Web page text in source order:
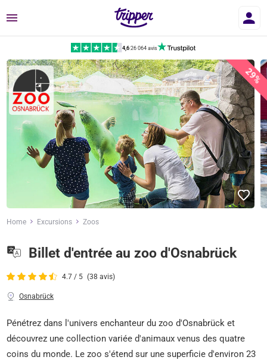
Menu
4,6|26 064 avis
29%
Home Excursions Zoos
Billet d'entrée au zoo d'Osnabrück
4.7 / 5 (38 avis)
Osnabrück
Pénétrez dans l'univers enchanteur du zoo d'Osnabrück et
découvrez une collection variée d'animaux venus des quatre
coins du monde. Le zoo s'étend sur une superficie d'environ 23